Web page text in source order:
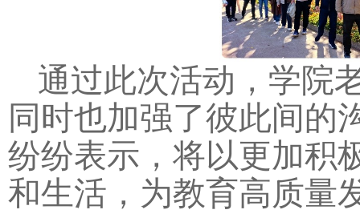
通过此次活动，学院
同时也加强了彼此间的
纷纷表示，将以更加积
和生活，为教育高质量